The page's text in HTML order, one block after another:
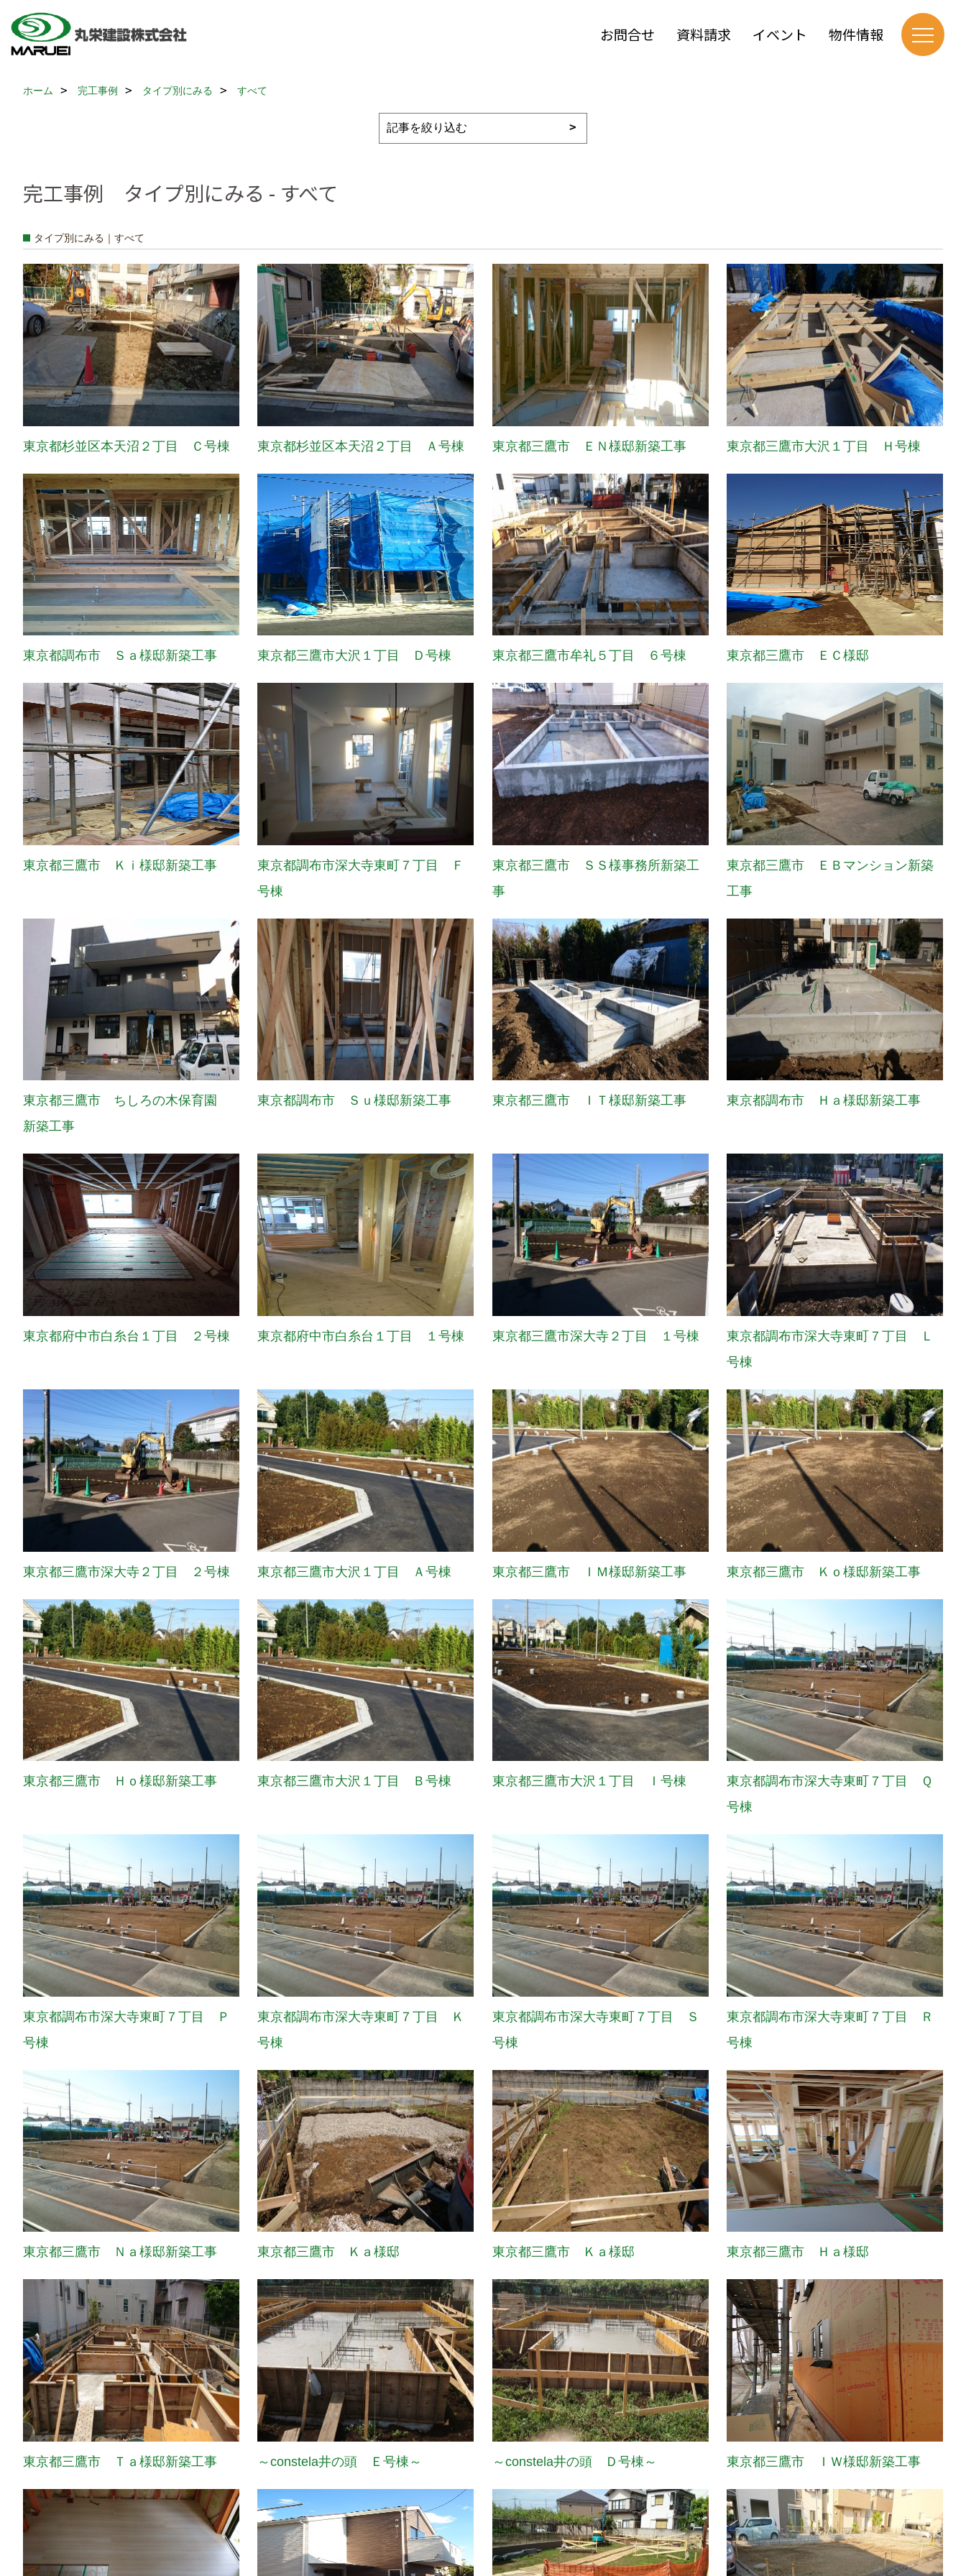
お問合せ 資料請求 イベント 物件情報
ホーム 完工事例 タイプ別にみる すべて
完工事例 タイプ別にみる - すべて
タイプ別にみる｜すべて
東京都杉並区本天沼２丁目 Ｃ号棟 東京都杉並区本天沼２丁目 Ａ号棟 東京都三鷹市 ＥＮ様邸新築工事 東京都三鷹市大沢１丁目 Ｈ号棟
東京都調布市 Ｓａ様邸新築工事 東京都三鷹市大沢１丁目 Ｄ号棟 東京都三鷹市牟礼５丁目 ６号棟 東京都三鷹市 ＥＣ様邸
東京都三鷹市 Ｋｉ様邸新築工事
東京都調布市深大寺東町７丁目 Ｆ
号棟
東京都三鷹市 ＳＳ様事務所新築工
事
東京都三鷹市 ＥＢマンション新築
工事
東京都三鷹市 ちしろの木保育園
新築工事
東京都調布市 Ｓｕ様邸新築工事 東京都三鷹市 ＩＴ様邸新築工事 東京都調布市 Ｈａ様邸新築工事
東京都府中市白糸台１丁目 ２号棟 東京都府中市白糸台１丁目 １号棟 東京都三鷹市深大寺２丁目 １号棟
東京都調布市深大寺東町７丁目 Ｌ
号棟
東京都三鷹市深大寺２丁目 ２号棟 東京都三鷹市大沢１丁目 Ａ号棟 東京都三鷹市 ＩＭ様邸新築工事 東京都三鷹市 Ｋｏ様邸新築工事
東京都三鷹市 Ｈｏ様邸新築工事 東京都三鷹市大沢１丁目 Ｂ号棟 東京都三鷹市大沢１丁目 Ｉ号棟
東京都調布市深大寺東町７丁目 Ｑ
号棟
東京都調布市深大寺東町７丁目 Ｐ
号棟
東京都調布市深大寺東町７丁目 Ｋ
号棟
東京都調布市深大寺東町７丁目 Ｓ
号棟
東京都調布市深大寺東町７丁目 Ｒ
号棟
東京都三鷹市 Ｎａ様邸新築工事 東京都三鷹市 Ｋａ様邸 東京都三鷹市 Ｋａ様邸 東京都三鷹市 Ｈａ様邸
東京都三鷹市 Ｔａ様邸新築工事 ～constela井の頭 Ｅ号棟～ ～constela井の頭 Ｄ号棟～ 東京都三鷹市 ＩＷ様邸新築工事